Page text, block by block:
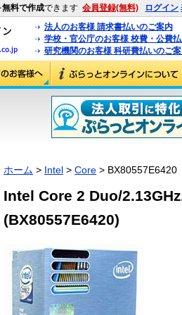
無料で作成できます 会員登録(無料) ログイン
法人のお客様 請求書払いのご案内
学校・官公庁のお客様 校費・公費
研究機関のお客様 科研費払いのご
ホーム > Intel > Core > BX80557E6420
Intel Core 2 Duo/
(BX80557E6420)